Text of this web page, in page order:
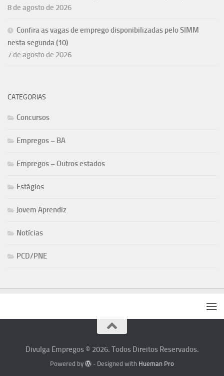
8 de agosto de 2026
Confira as vagas de emprego disponibilizadas pelo SIMM
nesta segunda (10)
7 de agosto de 2026
CATEGORIAS
Concursos
Empregos – BA
Empregos – Outros estados
Estágios
Jovem Aprendiz
Notícias
PCD/PNE
Divulga Empregos © 2026. Todos Direitos Reservados.
Powered by - Designed with Hueman Pro